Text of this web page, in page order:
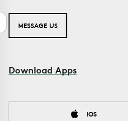
MESSAGE US
Download Apps
IOS